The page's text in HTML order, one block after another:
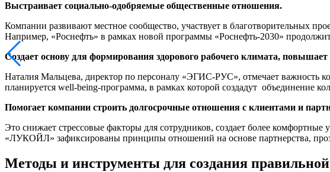
Выстраивает социально-одобряемые общественные отношения.
Компании развивают местное сообщество, участвует в благотворительных
Например, «‎Роснефть»‎ в рамках новой программы «Роснефть-2030»
Создает основу для формирования здорового рабочего климата,
Наталия Мальцева, директор по персоналу «ЭГИС-РУС», отмечает важность
планируется well-being-программа, в рамках которой создадут объединение
Помогает компании строить долгосрочные отношения с клиентами и
Это снижает стрессовые факторы для сотрудников, создает более
«ЛУКОЙЛ‎»‎ зафиксированы принципы отношений на основе партнерства,
Методы и инструменты для создания